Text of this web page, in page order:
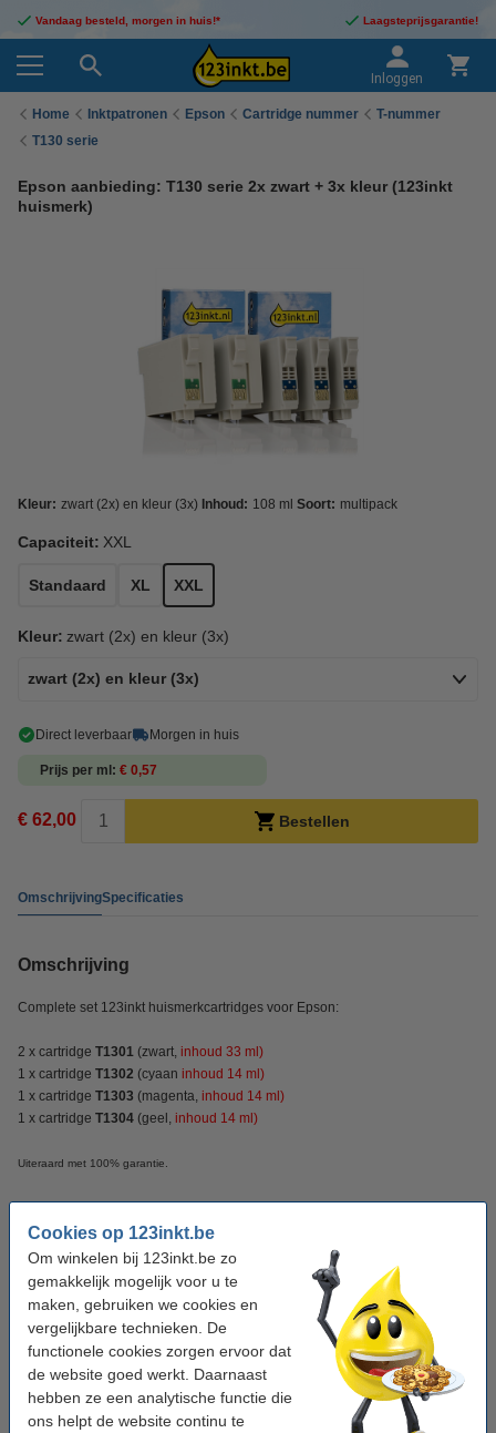
Cookies op 123inkt.be
Om winkelen bij 123inkt.be zo
gemakkelijk mogelijk voor u te
maken, gebruiken we cookies en
vergelijkbare technieken. De
functionele cookies zorgen ervoor dat
de website goed werkt. Daarnaast
hebben ze een analytische functie die
ons helpt de website continu te
Vandaag besteld, morgen in huis!* Laagsteprijsgarantie!
Inloggen
Home Inktpatronen Epson Cartridge nummer
T-nummer
T130 serie
Epson aanbieding: T130 serie 2x zwart + 3x kleur (123inkt
huismerk)
Kleur: zwart (2x) en kleur (3x) Inhoud: 108 ml Soort: multipack
Capaciteit: XXL
Standaard XL XXL
Kleur: zwart (2x) en kleur (3x)
zwart (2x) en kleur (3x)
Direct leverbaar Morgen in huis
Prijs per ml € 0,57
€ 62,00 Bestellen
OmschrijvingSpecificaties
Omschrijving
Complete set 123inkt huismerkcartridges voor Epson:
2 x cartridge T1301 (zwart, inhoud 33 ml)
1 x cartridge T1302 (cyaan inhoud 14 ml)
1 x cartridge T1303 (magenta, inhoud 14 ml)
1 x cartridge T1304 (geel, inhoud 14 ml)
Uiteraard met 100% garantie.
Specificaties
Kleur: zwart (2x) en kleur (3x)
Soort: multipack